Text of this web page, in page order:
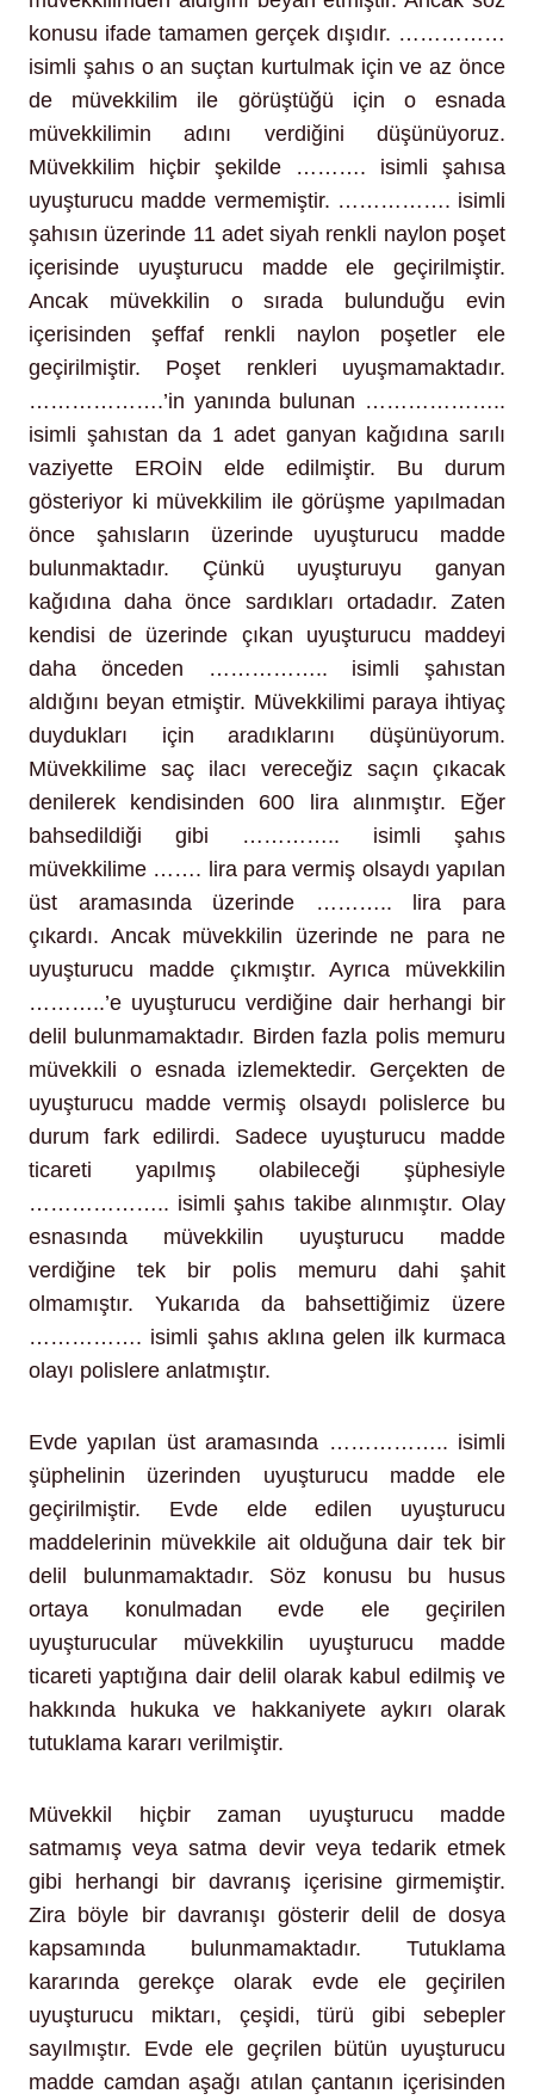
konusu ifade tamamen gerçek dışıdır. ……………
isimli şahıs o an suçtan kurtulmak için ve az önce
de müvekkilim ile görüştüğü için o esnada
müvekkilimin adını verdiğini düşünüyoruz.
Müvekkilim hiçbir şekilde ………. isimli şahısa
uyuşturucu madde vermemiştir. ……………. isimli
şahısın üzerinde 11 adet siyah renkli naylon poşet
içerisinde uyuşturucu madde ele geçirilmiştir.
Ancak müvekkilin o sırada bulunduğu evin
içerisinden şeffaf renkli naylon poşetler ele
geçirilmiştir. Poşet renkleri uyuşmamaktadır.
……………….’in yanında bulunan ………………..
isimli şahıstan da 1 adet ganyan kağıdına sarılı
vaziyette EROİN elde edilmiştir. Bu durum
gösteriyor ki müvekkilim ile görüşme yapılmadan
önce şahısların üzerinde uyuşturucu madde
bulunmaktadır. Çünkü uyuşturuyu ganyan
kağıdına daha önce sardıkları ortadadır. Zaten
kendisi de üzerinde çıkan uyuşturucu maddeyi
daha önceden …………….. isimli şahıstan
aldığını beyan etmiştir. Müvekkilimi paraya ihtiyaç
duydukları için aradıklarını düşünüyorum.
Müvekkilime saç ilacı vereceğiz saçın çıkacak
denilerek kendisinden 600 lira alınmıştır. Eğer
bahsedildiği gibi ………….. isimli şahıs
müvekkilime ……. lira para vermiş olsaydı yapılan
üst aramasında üzerinde ……….. lira para
çıkardı. Ancak müvekkilin üzerinde ne para ne
uyuşturucu madde çıkmıştır. Ayrıca müvekkilin
………..’e uyuşturucu verdiğine dair herhangi bir
delil bulunmamaktadır. Birden fazla polis memuru
müvekkili o esnada izlemektedir. Gerçekten de
uyuşturucu madde vermiş olsaydı polislerce bu
durum fark edilirdi. Sadece uyuşturucu madde
ticareti yapılmış olabileceği şüphesiyle
……………….. isimli şahıs takibe alınmıştır. Olay
esnasında müvekkilin uyuşturucu madde
verdiğine tek bir polis memuru dahi şahit
olmamıştır. Yukarıda da bahsettiğimiz üzere
……………. isimli şahıs aklına gelen ilk kurmaca
olayı polislere anlatmıştır.
Evde yapılan üst aramasında …………….. isimli
şüphelinin üzerinden uyuşturucu madde ele
geçirilmiştir. Evde elde edilen uyuşturucu
maddelerinin müvekkile ait olduğuna dair tek bir
delil bulunmamaktadır. Söz konusu bu husus
ortaya konulmadan evde ele geçirilen
uyuşturucular müvekkilin uyuşturucu madde
ticareti yaptığına dair delil olarak kabul edilmiş ve
hakkında hukuka ve hakkaniyete aykırı olarak
tutuklama kararı verilmiştir.
Müvekkil hiçbir zaman uyuşturucu madde
satmamış veya satma devir veya tedarik etmek
gibi herhangi bir davranış içerisine girmemiştir.
Zira böyle bir davranışı gösterir delil de dosya
kapsamında bulunmamaktadır. Tutuklama
kararında gerekçe olarak evde ele geçirilen
uyuşturucu miktarı, çeşidi, türü gibi sebepler
sayılmıştır. Evde ele geçrilen bütün uyuşturucu
madde camdan aşağı atılan çantanın içerisinden